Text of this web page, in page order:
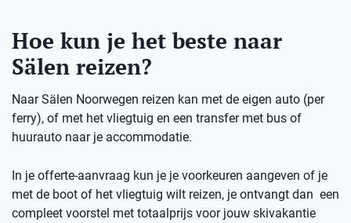
Hoe kun je het beste naar
Sälen reizen?
Naar Sälen Noorwegen reizen kan met de eigen auto (per
ferry), of met het vliegtuig en een transfer met bus of
huurauto naar je accommodatie.
In je offerte-aanvraag kun je je voorkeuren aangeven of je
met de boot of het vliegtuig wilt reizen, je ontvangt dan een
compleet voorstel met totaalprijs voor jouw skivakantie